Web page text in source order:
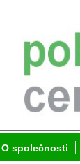
O společnosti